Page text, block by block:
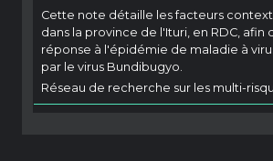
Cette note détaille les facteurs
dans la province de l'Ituri, en RDC, afin
réponse à l'épidémie de maladie à
par le virus Bundibugyo.
Réseau de recherche sur les multi-